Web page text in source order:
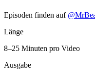
Episoden finden auf
Länge
8–25 Minuten pro Video
Ausgabe